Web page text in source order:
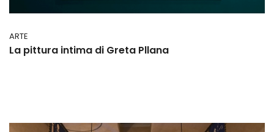
ARTE
La pittura intima di Greta Pllana